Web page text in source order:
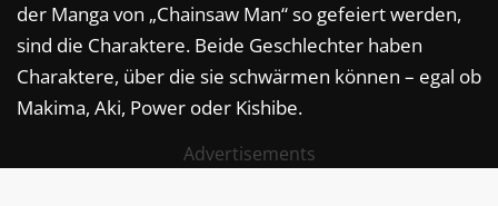
der Manga von „Chainsaw Man“ so gefeiert werden,
sind die Charaktere. Beide Geschlechter haben
Charaktere, über die sie schwärmen können – egal ob
Makima, Aki, Power oder Kishibe.
Advertisements